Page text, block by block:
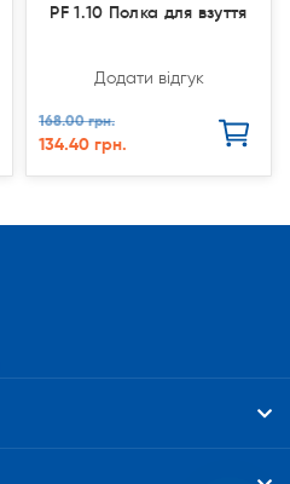
PF 1.10 Полка для взуття
Додати відгук
168.00 грн.
134.40 грн.